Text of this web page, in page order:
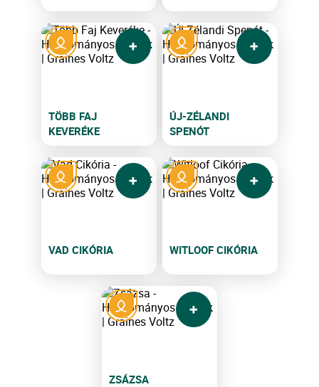
TÖBB FAJ
KEVERÉKE
ÚJ-ZÉLANDI
SPENÓT
VAD CIKÓRIA WITLOOF CIKÓRIA
ZSÁZSA